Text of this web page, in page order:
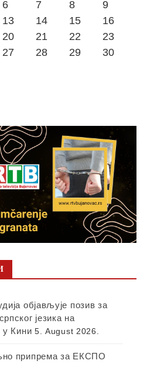
6 7 8
9
13 14 15
16
20 21 22
23
27 28 29
30
објављује позив за
језика на
у Кини 5. August 2026.
припрема за ЕКСПО